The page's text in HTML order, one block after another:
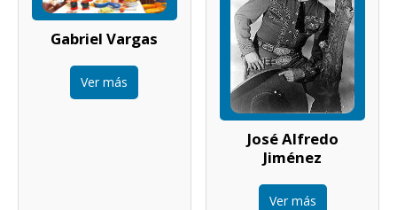
Gabriel Vargas
Ver más
José Alfredo
Jiménez
Ver más